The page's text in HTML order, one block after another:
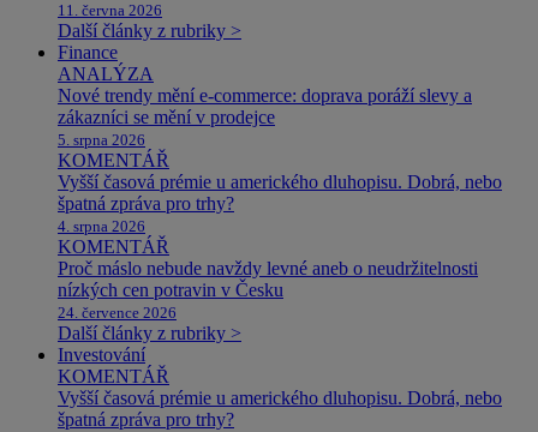
11. června 2026
Další články z rubriky >
Finance
ANALÝZA
Nové trendy mění e-commerce: doprava poráží slevy a
zákazníci se mění v prodejce
5. srpna 2026
KOMENTÁŘ
Vyšší časová prémie u amerického dluhopisu. Dobrá, nebo
špatná zpráva pro trhy?
4. srpna 2026
KOMENTÁŘ
Proč máslo nebude navždy levné aneb o neudržitelnosti
nízkých cen potravin v Česku
24. července 2026
Další články z rubriky >
Investování
KOMENTÁŘ
Vyšší časová prémie u amerického dluhopisu. Dobrá, nebo
špatná zpráva pro trhy?